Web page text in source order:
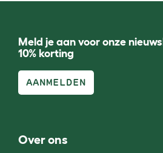
Meld je aan voor onze
10% korting
AANMELDEN
Over ons